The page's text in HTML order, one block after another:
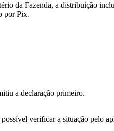
da Fazenda, a distribuição
por Pix.
a declaração primeiro.
verificar a situação pelo